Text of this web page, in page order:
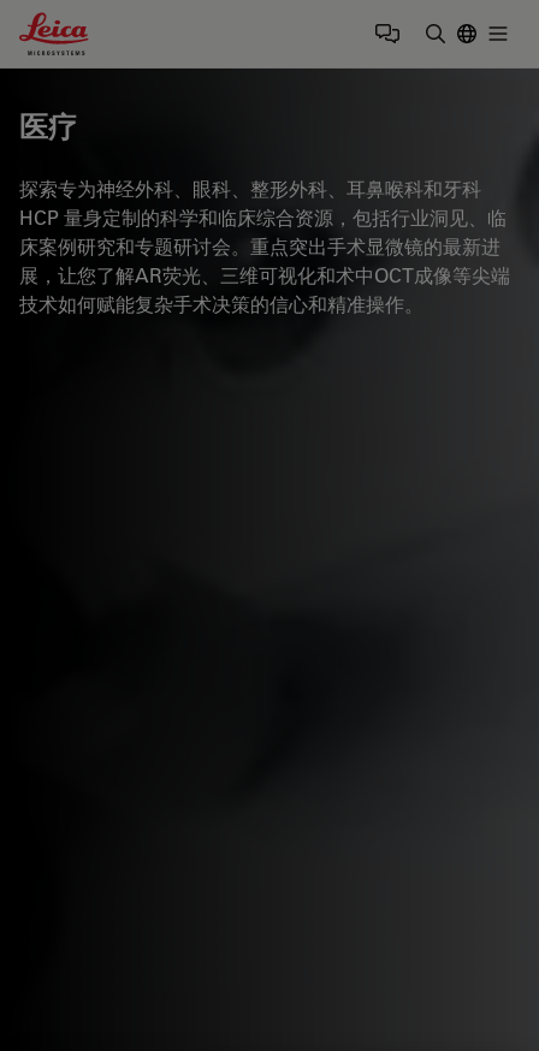
Leica Microsystems Logo
医疗
探索专为神经外科、眼科、整形外科、耳鼻喉科和牙科
HCP 量身定制的科学和临床综合资源，包括行业洞见、临
床案例研究和专题研讨会。重点突出手术显微镜的最新进
展，让您了解AR荧光、三维可视化和术中OCT成像等尖端
技术如何赋能复杂手术决策的信心和精准操作。